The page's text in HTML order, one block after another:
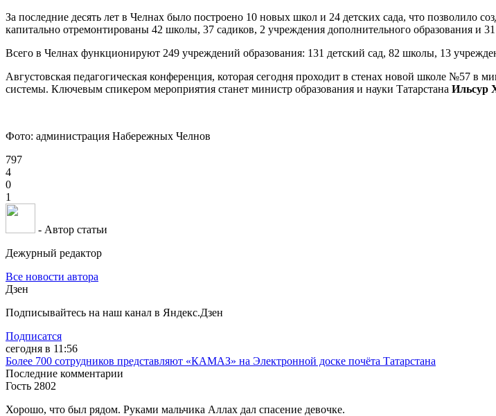
За последние десять лет в Челнах было построено 10 новых школ и 24 детских сада, что позволило
капитально отремонтированы 42 школы, 37 садиков, 2 учреждения дополнительного образования и
Всего в Челнах функционируют 249 учреждений образования: 131 детский сад, 82 школы, 13
Августовская педагогическая конференция, которая сегодня проходит в стенах новой школе №57 в
системы. Ключевым спикером мероприятия станет министр образования и науки Татарстана Ильсур
Фото: администрация Набережных Челнов
797
4
0
1
- Автор статьи
Дежурный редактор
Все новости автора
Дзен
Подписывайтесь на наш канал в Яндекс.Дзен
Подписатся
сегодня в 11:56
Более 700 сотрудников представляют «КАМАЗ» на Электронной доске почёта Татарстана
Последние комментарии
Гость 2802
Хорошо, что был рядом. Руками мальчика Аллах дал спасение девочке.